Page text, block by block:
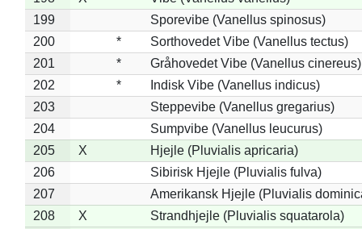
199
Sporevibe (Vanellus spinosus)
200
*
Sorthovedet Vibe (Vanellus tectus)
201
*
Gråhovedet Vibe (Vanellus cinereus)
202
*
Indisk Vibe (Vanellus indicus)
203
Steppevibe (Vanellus gregarius)
204
Sumpvibe (Vanellus leucurus)
205
X
Hjejle (Pluvialis apricaria)
206
Sibirisk Hjejle (Pluvialis fulva)
207
Amerikansk Hjejle (Pluvialis
208
X
Strandhjejle (Pluvialis squatarola)